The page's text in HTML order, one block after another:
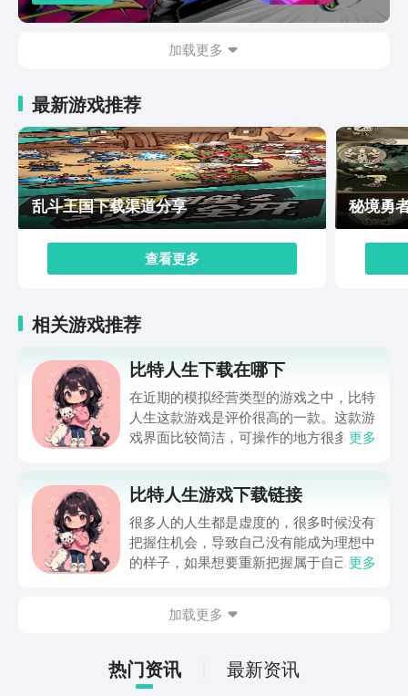
加载更多
最新游戏推荐
乱斗王国下载渠道分享
查看更多
秘境勇
相关游戏推荐
比特人生下载在哪下
在近期的模拟经营类型的游戏之中，比特
人生这款游戏是评价很高的一款。这款游
戏界面比较简洁，可操作的地方很多。玩
多人在看了试玩之后对于这款游戏有了很
高的兴趣，但是找不到下载的地址，所以
才会询问。
更多
比特人生游戏下载链接
很多人的人生都是虚度的，很多时候没有
把握住机会，导致自己没有能成为理想中
的样子，如果想要重新把握属于自己的人
设置的人生模拟游戏，游戏虽然采用的是
比较真实的体验，每个人都能在游戏里过
上一个自己想要的生活。
更多
加载更多
热门资讯 最新资讯